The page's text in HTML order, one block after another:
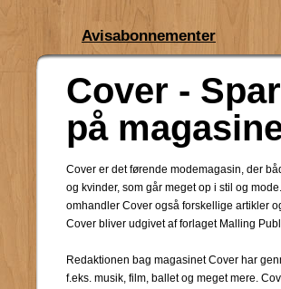
Avisabonnementer
Cover -
på
Cover er det førende modemagasin, der
og kvinder, som går meget op i stil og
omhandler Cover også forskellige artikler
Cover bliver udgivet af forlaget Malling
Redaktionen bag magasinet Cover har
f.eks. musik, film, ballet og meget mere.